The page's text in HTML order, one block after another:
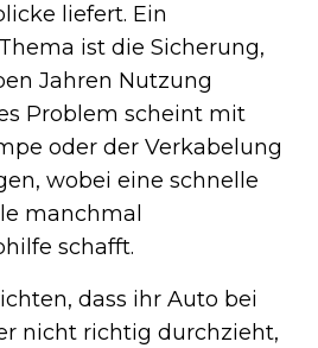
liefert. Ein
ist die Sicherung,
Jahren Nutzung
Problem scheint mit
oder der Verkabelung
wobei eine schnelle
manchmal
schafft.
dass ihr Auto bei
nicht richtig durchzieht,